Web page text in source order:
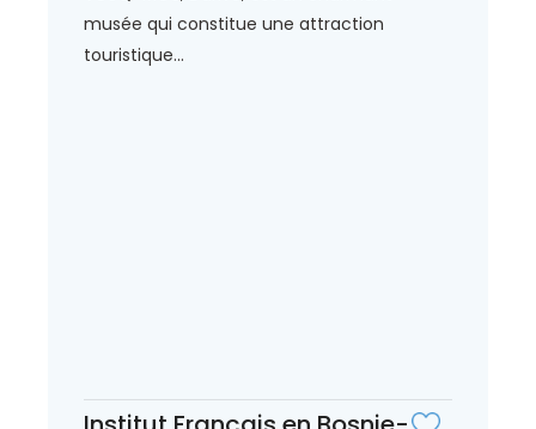
musée qui constitue une attraction
touristique...